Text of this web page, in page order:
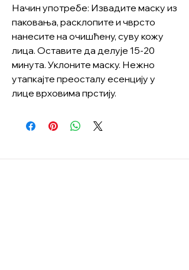
Начин употребе: Извадите маску из
паковања, расклопите и чврсто
нанесите на очишћену, суву кожу
лица. Оставите да делује 15-20
минута. Уклоните маску. Нежно
утапкајте преосталу есенцију у
лице врховима прстију.